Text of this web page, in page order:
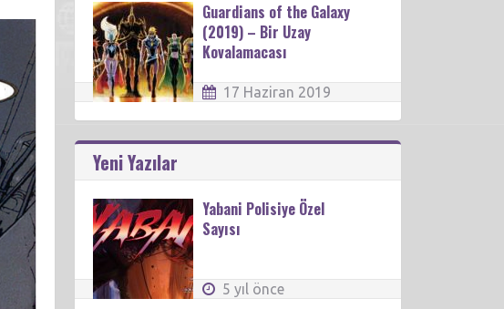
Guardians of the Galaxy
(2019) – Bir Uzay
Kovalamacası
17 Haziran 2019
Yeni Yazılar
Yabani Polisiye Özel
Sayısı
5 yıl önce